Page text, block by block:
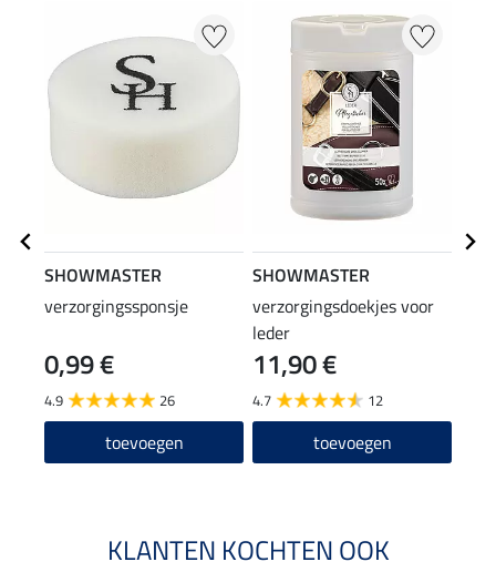
SHOWMASTER
verzorgingssponsje
0,99 €
4.9 26
toevoegen
SHOWMASTER
verzorgingsdoekjes voor
leder
11,90 €
4.7 12
toevoegen
KLANTEN KOCHTEN OOK